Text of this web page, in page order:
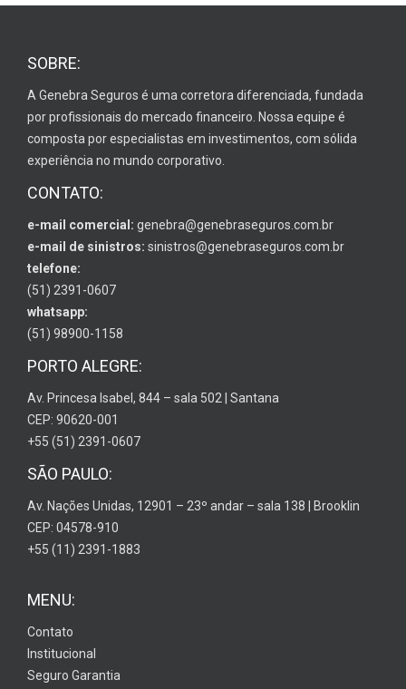
SOBRE:
A Genebra Seguros é uma corretora diferenciada, fundada
por profissionais do mercado financeiro. Nossa equipe é
composta por especialistas em investimentos, com sólida
experiência no mundo corporativo.
CONTATO:
e-mail comercial: genebra@genebraseguros.com.br
e-mail de sinistros: sinistros@genebraseguros.com.br
telefone:
(51) 2391-0607
whatsapp:
(51) 98900-1158
PORTO ALEGRE:
Av. Princesa Isabel, 844 – sala 502 | Santana
CEP: 90620-001
+55 (51) 2391-0607
SÃO PAULO:
Av. Nações Unidas, 12901 – 23º andar – sala 138 | Brooklin
CEP: 04578-910
+55 (11) 2391-1883
MENU:
Contato
Institucional
Seguro Garantia